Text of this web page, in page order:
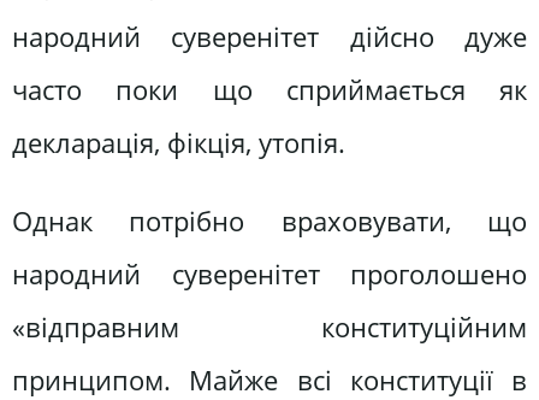
народний суверенітет дійсно дуже
часто поки що сприймається як
декларація, фікція, утопія.
Однак потрібно враховувати, що
народний суверенітет проголошено
«відправним конституційним
принципом. Майже всі конституції в